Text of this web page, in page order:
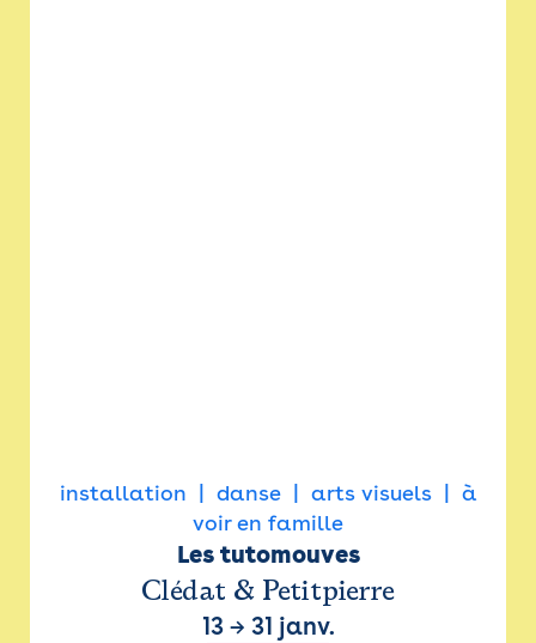
installation danse arts visuels
à
voir en famille
Les tutomouves
Clédat & Petitpierre
13→ 31 janv.